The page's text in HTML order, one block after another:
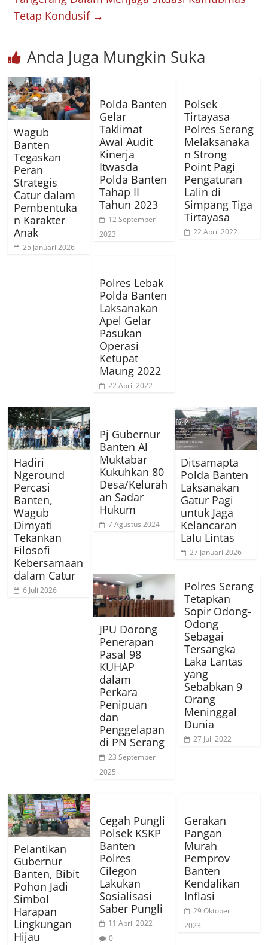
Tetap Kondusif →
Anda Juga Mungkin Suka
Wagub
Banten
Tegaskan
Peran
Strategis
Catur dalam
Pembentuka
n Karakter
Anak
25 Januari 2026
Polda Banten
Gelar
Taklimat
Awal Audit
Kinerja
Itwasda
Polda Banten
Tahap II
Tahun 2023
12 September
2023
Polsek
Tirtayasa
Polres Serang
Melaksanaka
n Strong
Point Pagi
Pengaturan
Lalin di
Simpang Tiga
Tirtayasa
22 April 2022
Polres Lebak
Polda Banten
Laksanakan
Apel Gelar
Pasukan
Operasi
Ketupat
Maung 2022
22 April 2022
Hadiri
Ngeround
Percasi
Banten,
Wagub
Dimyati
Tekankan
Filosofi
Kebersamaan
dalam Catur
6 Juli 2026
Pj Gubernur
Banten Al
Muktabar
Kukuhkan 80
Desa/Kelurah
an Sadar
Hukum
7 Agustus 2024
Ditsamapta
Polda Banten
Laksanakan
Gatur Pagi
untuk Jaga
Kelancaran
Lalu Lintas
27 Januari 2026
JPU Dorong
Penerapan
Pasal 98
KUHAP
dalam
Perkara
Penipuan
dan
Penggelapan
di PN Serang
23 September
2025
Polres Serang
Tetapkan
Sopir Odong-
Odong
Sebagai
Tersangka
Laka Lantas
yang
Sebabkan 9
Orang
Meninggal
Dunia
27 Juli 2022
Pelantikan
Gubernur
Banten, Bibit
Pohon Jadi
Simbol
Harapan
Lingkungan
Hijau
Cegah Pungli
Polsek KSKP
Banten
Polres
Cilegon
Lakukan
Sosialisasi
Saber Pungli
11 April 2022
0
Gerakan
Pangan
Murah
Pemprov
Banten
Kendalikan
Inflasi
29 Oktober
2023